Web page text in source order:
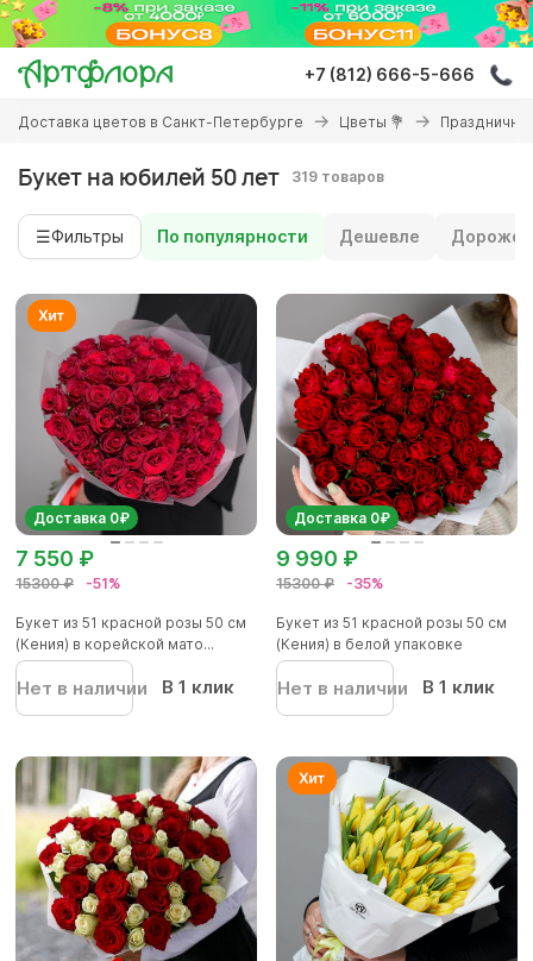
Перейти
основному
содержанию
+7 (812) 666-5-666
Вы
здесь
Доставка цветов в Санкт-Петербурге Цветы 💐
Букет на юбилей 50 лет 319 товаров
☰Фильтры По популярности Дешевле Дороже
Доставка 0₽
15300 ₽ -51%
7 550 ₽
Букет из 51 красной розы 50 см
(Кения) в корейской мато...
Нет в наличии В 1 клик
Доставка 0₽
15300 ₽ -35%
9 990 ₽
Букет из 51 красной розы 50 см
(Кения) в белой упаковке
Нет в наличии В 1 клик